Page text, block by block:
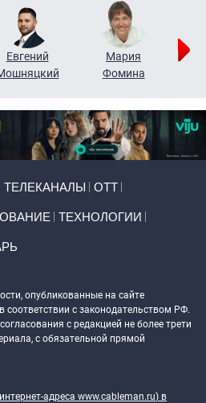
Евгений
Мария
Фомина
ТЕЛЕКАНАЛЫ ОТТ
ТЕХНОЛОГИИ
опубликованные на сайте
соответствии с законодательством РФ.
с редакцией не более трети
с обязательной прямой
адреса www.cableman.ru) в